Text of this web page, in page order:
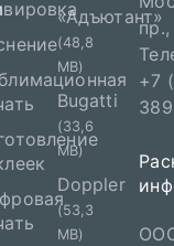
«Адъютант»
(48,8
MB)
Bugatti
(33,6
MB)
Doppler
(53,3
MB)
пр.,
+7